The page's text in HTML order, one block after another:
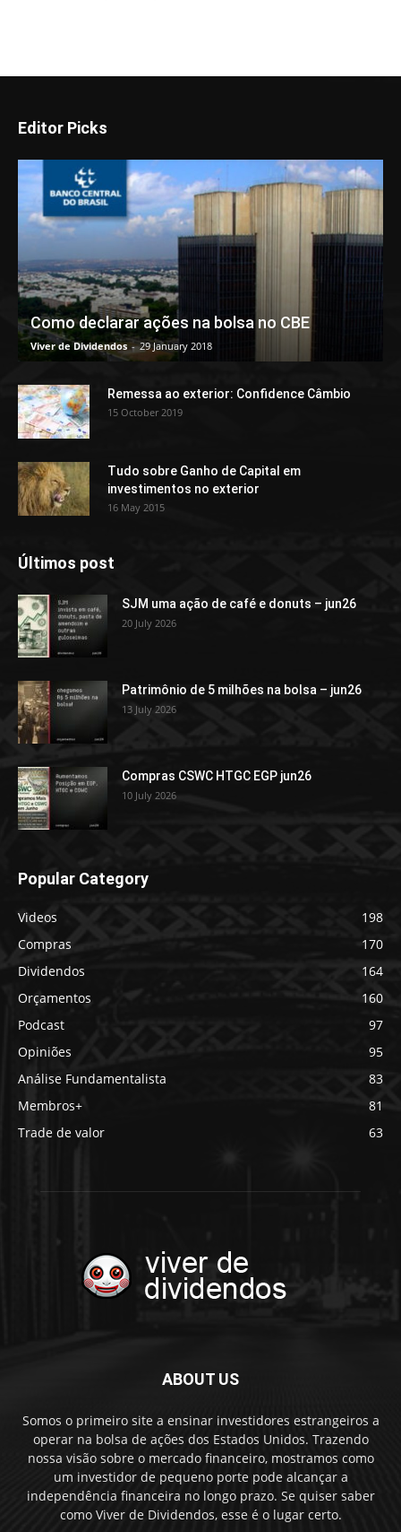
Editor Picks
Como declarar ações na bolsa no CBE
Viver de Dividendos - 29 January 2018
Remessa ao exterior: Confidence Câmbio
15 October 2019
Tudo sobre Ganho de Capital em
investimentos no exterior
16 May 2015
Últimos post
SJM uma ação de café e donuts – jun26
20 July 2026
Patrimônio de 5 milhões na bolsa – jun26
13 July 2026
Compras CSWC HTGC EGP jun26
10 July 2026
Popular Category
Videos
198
Compras
170
Dividendos
164
Orçamentos
160
Podcast
97
Opiniões
95
Análise Fundamentalista
83
Membros+
81
Trade de valor
63
ABOUT US
Somos o primeiro site a ensinar investidores estrangeiros a
operar na bolsa de ações dos Estados Unidos. Trazendo
nossa visão sobre o mercado financeiro, mostramos como
um investidor de pequeno porte pode alcançar a
independência financeira no longo prazo. Se quiser saber
como Viver de Dividendos, esse é o lugar certo.